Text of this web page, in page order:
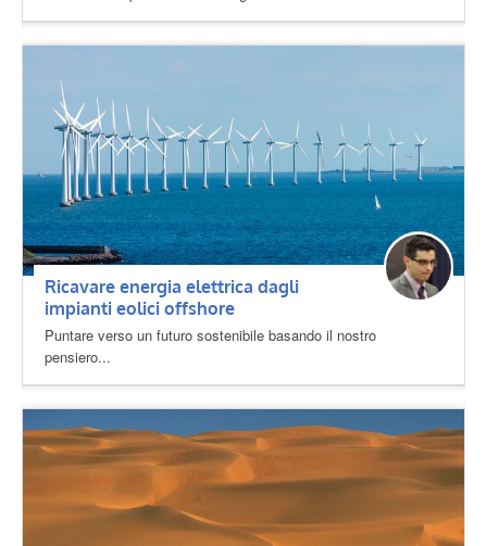
Ricavare energia elettrica dagli
impianti eolici offshore
Puntare verso un futuro sostenibile basando il nostro
pensiero...